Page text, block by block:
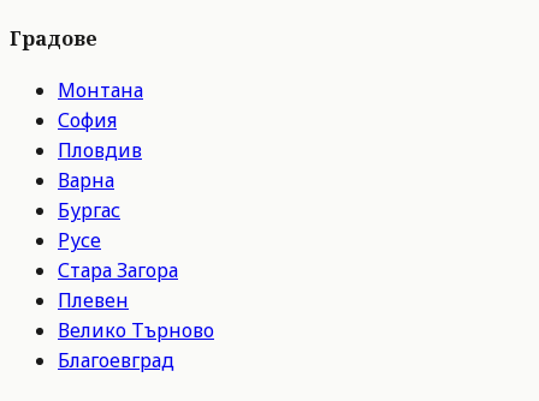
Градове
Монтана
София
Пловдив
Варна
Бургас
Русе
Стара Загора
Плевен
Велико Търново
Благоевград